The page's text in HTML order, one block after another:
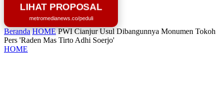
LIHAT PROPOSAL
metromedianews.co/peduli
Beranda HOME PWI Cianjur Usul Dibangunnya Monumen Tokoh
Pers 'Raden Mas Tirto Adhi Soerjo'
HOME